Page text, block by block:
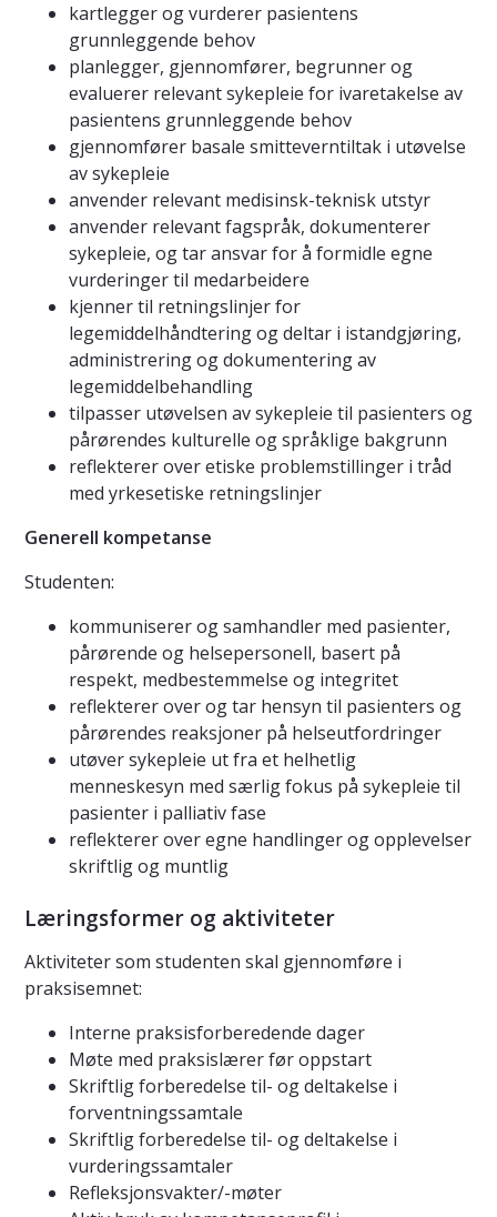
kartlegger og vurderer pasientens
grunnleggende behov
planlegger, gjennomfører, begrunner og
evaluerer relevant sykepleie for ivaretakelse av
pasientens grunnleggende behov
gjennomfører basale smitteverntiltak i utøvelse
av sykepleie
anvender relevant medisinsk-teknisk utstyr
anvender relevant fagspråk, dokumenterer
sykepleie, og tar ansvar for å formidle egne
vurderinger til medarbeidere
kjenner til retningslinjer for
legemiddelhåndtering og deltar i istandgjøring,
administrering og dokumentering av
legemiddelbehandling
tilpasser utøvelsen av sykepleie til pasienters og
pårørendes kulturelle og språklige bakgrunn
reflekterer over etiske problemstillinger i tråd
med yrkesetiske retningslinjer
Generell kompetanse
Studenten:
kommuniserer og samhandler med pasienter,
pårørende og helsepersonell, basert på
respekt, medbestemmelse og integritet
reflekterer over og tar hensyn til pasienters og
pårørendes reaksjoner på helseutfordringer
utøver sykepleie ut fra et helhetlig
menneskesyn med særlig fokus på sykepleie til
pasienter i palliativ fase
reflekterer over egne handlinger og opplevelser
skriftlig og muntlig
Læringsformer og aktiviteter
Aktiviteter som studenten skal gjennomføre i
praksisemnet:
Interne praksisforberedende dager
Møte med praksislærer før oppstart
Skriftlig forberedelse til- og deltakelse i
forventningssamtale
Skriftlig forberedelse til- og deltakelse i
vurderingssamtaler
Refleksjonsvakter/-møter